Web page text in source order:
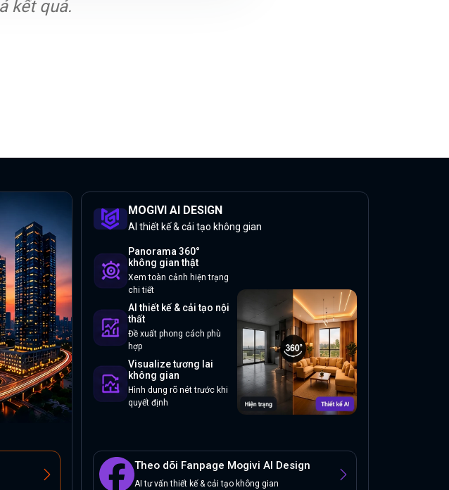
kết quả.
MOGIVI AI DESIGN
AI thiết kế & cải tạo không gian
Panorama 360°
không gian thật
Xem toàn cảnh hiện trạng
chi tiết
AI thiết kế & cải tạo nội
thất
Đề xuất phong cách phù
hợp
Visualize tương lai
không gian
Hình dung rõ nét trước khi
quyết định
Theo dõi Fanpage Mogivi AI Design
AI tư vấn thiết kế & cải tạo không gian